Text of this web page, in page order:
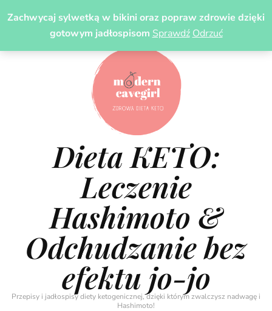
Zachwycaj sylwetką w bikini oraz popraw zdrowie dzięki
gotowym jadłospisom Sprawdź Odrzuć
Dieta KETO:
Leczenie
Hashimoto &
Odchudzanie bez
efektu jo-jo
Przepisy i jadłospisy diety ketogenicznej, dzięki którym zwalczysz nadwagę i
Hashimoto!